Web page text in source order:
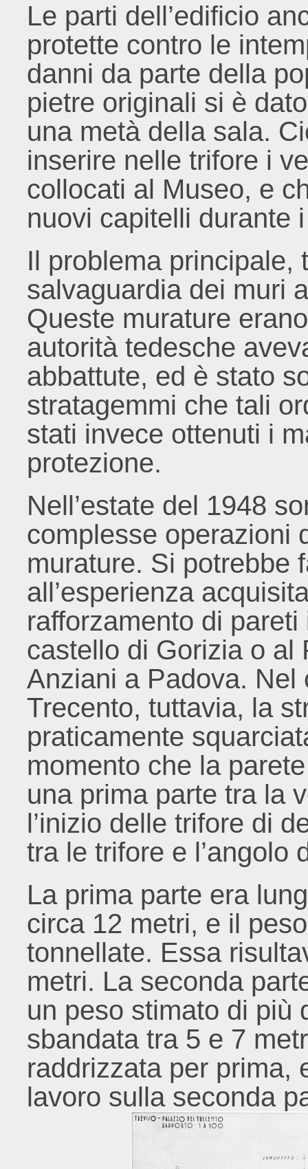
Le parti dell’edificio
protette contro le
danni da parte della
pietre originali si è
una metà della sala.
inserire nelle trifore i
collocati al Museo, e
nuovi capitelli durante
Il problema principale,
salvaguardia dei muri
Queste murature
autorità tedesche
abbattute, ed è stato
stratagemmi che tali
stati invece ottenuti i
protezione.
Nell’estate del 1948
complesse operazioni
murature. Si potrebbe
all’esperienza
rafforzamento di
castello di Gorizia o al
Anziani a Padova.
Trecento, tuttavia, la
praticamente
momento che la
una prima parte tra la
l’inizio delle trifore di
tra le trifore e l’angolo
La prima parte era
circa 12 metri, e il
tonnellate. Essa
metri. La seconda
un peso stimato di più
sbandata tra 5 e 7
raddrizzata per prima,
lavoro sulla seconda